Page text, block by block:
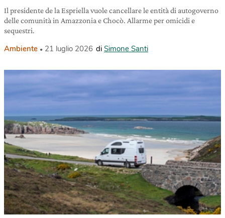
Il presidente de la Espriella vuole cancellare le entità di autogoverno
delle comunità in Amazzonia e Chocò. Allarme per omicidi e
sequestri.
Ambiente 21 luglio 2026 di Simone Santi